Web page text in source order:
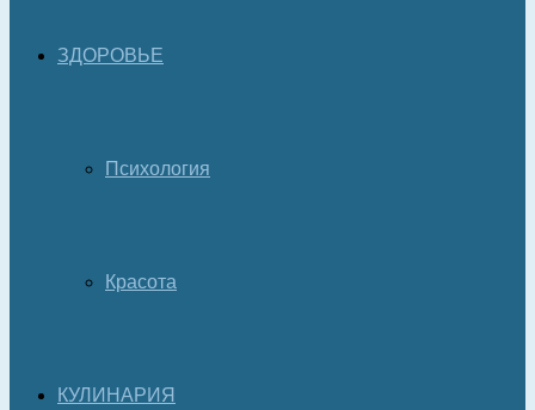
ЗДОРОВЬЕ
Психология
Красота
КУЛИНАРИЯ